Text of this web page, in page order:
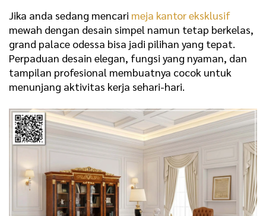
Jika anda sedang mencari meja kantor eksklusif
mewah dengan desain simpel namun tetap berkelas,
grand palace odessa bisa jadi pilihan yang tepat.
Perpaduan desain elegan, fungsi yang nyaman, dan
tampilan profesional membuatnya cocok untuk
menunjang aktivitas kerja sehari-hari.